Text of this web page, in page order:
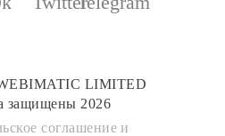
LIMITED
защищены 2026
соглашение и